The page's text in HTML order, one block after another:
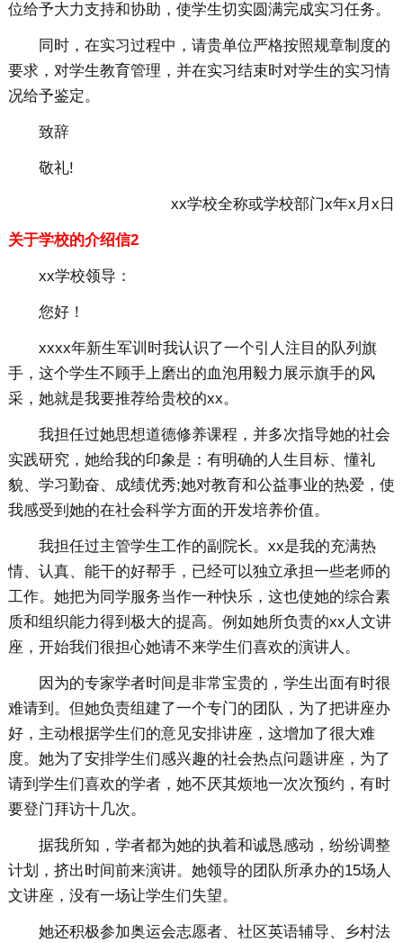
位给予大力支持和协助，使学生切实圆满完成实习任务。
同时，在实习过程中，请贵单位严格按照规章制度的
要求，对学生教育管理，并在实习结束时对学生的实习情
况给予鉴定。
致辞
敬礼!
xx学校全称或学校部门x年x月x日
关于学校的介绍信2
xx学校领导：
您好！
xxxx年新生军训时我认识了一个引人注目的队列旗
手，这个学生不顾手上磨出的血泡用毅力展示旗手的风
采，她就是我要推荐给贵校的xx。
我担任过她思想道德修养课程，并多次指导她的社会
实践研究，她给我的印象是：有明确的人生目标、懂礼
貌、学习勤奋、成绩优秀;她对教育和公益事业的热爱，使
我感受到她的在社会科学方面的开发培养价值。
我担任过主管学生工作的副院长。xx是我的充满热
情、认真、能干的好帮手，已经可以独立承担一些老师的
工作。她把为同学服务当作一种快乐，这也使她的综合素
质和组织能力得到极大的提高。例如她所负责的xx人文讲
座，开始我们很担心她请不来学生们喜欢的演讲人。
因为的专家学者时间是非常宝贵的，学生出面有时很
难请到。但她负责组建了一个专门的团队，为了把讲座办
好，主动根据学生们的意见安排讲座，这增加了很大难
度。她为了安排学生们感兴趣的社会热点问题讲座，为了
请到学生们喜欢的学者，她不厌其烦地一次次预约，有时
要登门拜访十几次。
据我所知，学者都为她的执着和诚恳感动，纷纷调整
计划，挤出时间前来演讲。她领导的团队所承办的15场人
文讲座，没有一场让学生们失望。
她还积极参加奥运会志愿者、社区英语辅导、乡村法